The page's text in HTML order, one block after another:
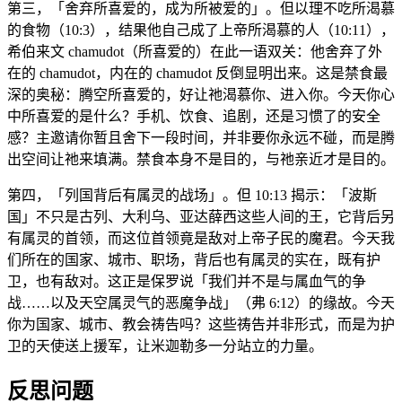
第三，「舍弃所喜爱的，成为所被爱的」。但以理不吃所渴慕
的食物（10:3），结果他自己成了上帝所渴慕的人（10:11），
希伯来文 chamudot（所喜爱的）在此一语双关：他舍弃了外
在的 chamudot，内在的 chamudot 反倒显明出来。这是禁食最
深的奥秘：腾空所喜爱的，好让祂渴慕你、进入你。今天你心
中所喜爱的是什么？手机、饮食、追剧，还是习惯了的安全
感？主邀请你暂且舍下一段时间，并非要你永远不碰，而是腾
出空间让祂来填满。禁食本身不是目的，与祂亲近才是目的。
第四，「列国背后有属灵的战场」。但 10:13 揭示：「波斯
国」不只是古列、大利乌、亚达薛西这些人间的王，它背后另
有属灵的首领，而这位首领竟是敌对上帝子民的魔君。今天我
们所在的国家、城市、职场，背后也有属灵的实在，既有护
卫，也有敌对。这正是保罗说「我们并不是与属血气的争
战……以及天空属灵气的恶魔争战」（弗 6:12）的缘故。今天
你为国家、城市、教会祷告吗？这些祷告并非形式，而是为护
卫的天使送上援军，让米迦勒多一分站立的力量。
反思问题